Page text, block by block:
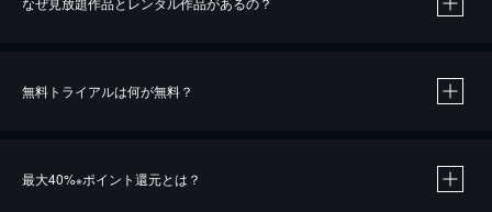
無料トライアルは何が無料？
最大40%※ポイント還元とは？